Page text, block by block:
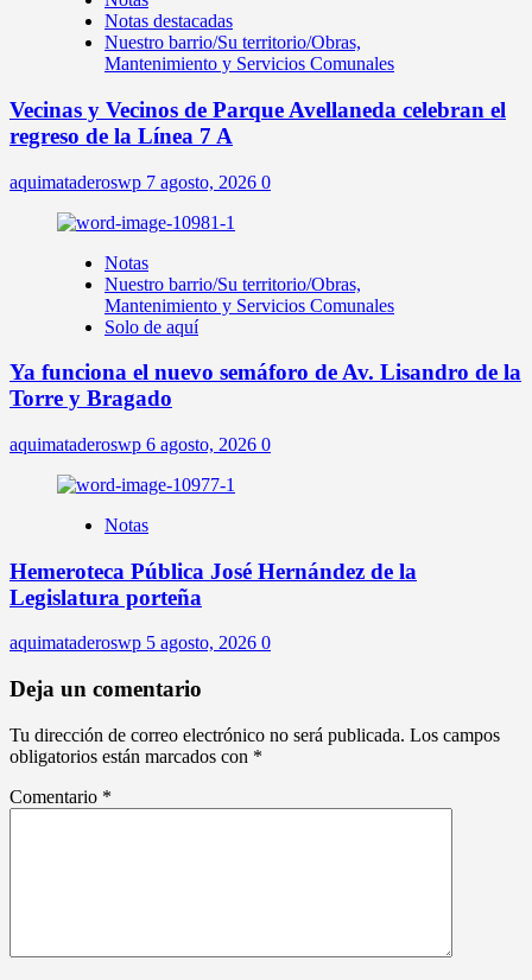
Notas destacadas
Nuestro barrio/Su territorio/Obras,
Mantenimiento y Servicios Comunales
Vecinas y Vecinos de Parque Avellaneda celebran el
regreso de la Línea 7 A
aquimataderoswp 7 agosto, 2026 0
Notas
Nuestro barrio/Su territorio/Obras,
Mantenimiento y Servicios Comunales
Solo de aquí
Ya funciona el nuevo semáforo de Av. Lisandro de la
Torre y Bragado
aquimataderoswp 6 agosto, 2026 0
Notas
Hemeroteca Pública José Hernández de la
Legislatura porteña
aquimataderoswp 5 agosto, 2026 0
Deja un comentario
Tu dirección de correo electrónico no será publicada. Los campos
obligatorios están marcados con *
Comentario *